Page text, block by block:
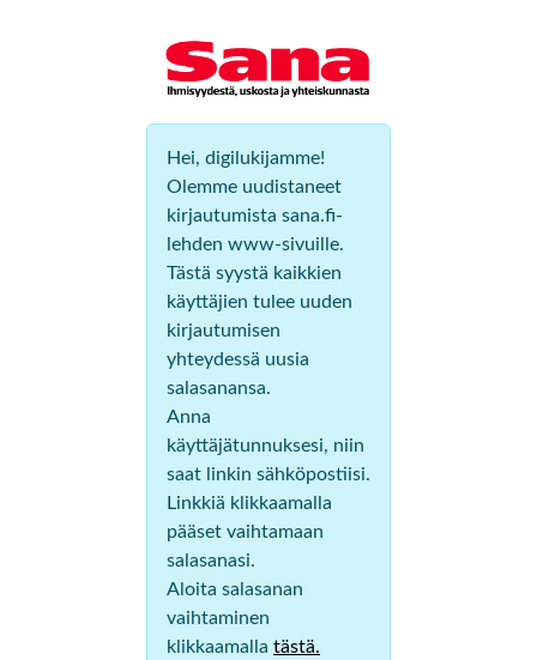
Hei, digilukijamme!
Olemme uudistaneet
kirjautumista sana.fi-
lehden www-sivuille.
Tästä syystä kaikkien
käyttäjien tulee uuden
kirjautumisen
yhteydessä uusia
salasanansa.
Anna
käyttäjätunnuksesi, niin
saat linkin sähköpostiisi.
Linkkiä klikkaamalla
pääset vaihtamaan
salasanasi.
Aloita salasanan
vaihtaminen
klikkaamalla tästä.